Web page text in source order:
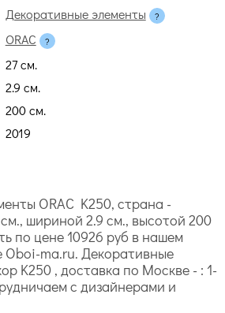
Декоративные элементы
ORAC
27 cм.
2.9 cм.
200 cм.
2019
ORAC K250, страна -
шириной 2.9 cм., высотой 200
по цене 10926 руб в нашем
Oboi-ma.ru. Декоративные
K250 , доставка по Москве - : 1-
с дизайнерами и